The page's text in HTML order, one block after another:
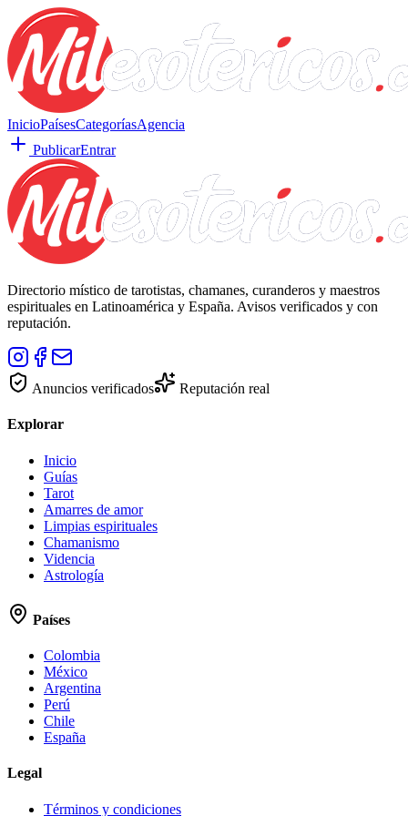
InicioPaísesCategoríasAgencia
PublicarEntrar
Directorio místico de tarotistas, chamanes, curanderos y maestros
espirituales en Latinoamérica y España. Avisos verificados y con
reputación.
Anuncios verificados Reputación real
Explorar
Inicio
Guías
Tarot
Amarres de amor
Limpias espirituales
Chamanismo
Videncia
Astrología
Países
Colombia
México
Argentina
Perú
Chile
España
Legal
Términos y condiciones